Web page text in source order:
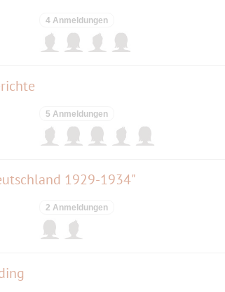
4 Anmeldungen
5 Anmeldungen
1929-1934"
2 Anmeldungen